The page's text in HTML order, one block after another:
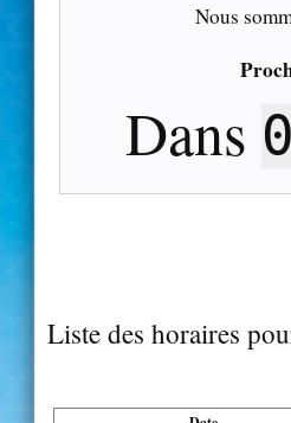
Nous
Dans 0
Liste des horaires